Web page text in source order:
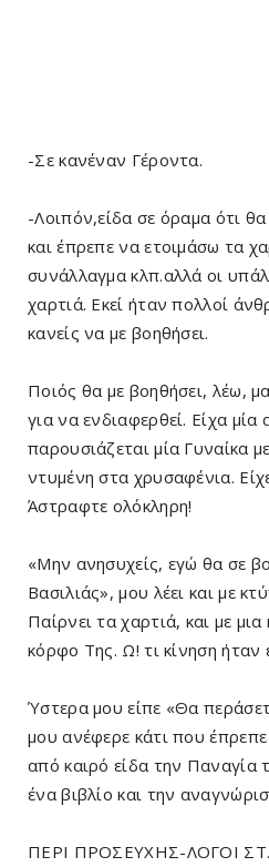
-Σε κανέναν Γέροντα.
-Λοιπόν,είδα σε όραμα ότι θα
και έπρεπε να ετοιμάσω τα
συνάλλαγμα κλπ.αλλά οι
χαρτιά. Εκεί ήταν πολλοί
κανείς να με βοηθήσει.
Ποιός θα με βοηθήσει, λέω,
για να ενδιαφερθεί. Είχα μία
παρουσιάζεται μία Γυναίκα
ντυμένη στα χρυσαφένια.
Άστραφτε ολόκληρη!
«Μην ανησυχείς, εγώ θα σε
Βασιλιάς», μου λέει και με
Παίρνει τα χαρτιά, και με
κόρφο Της. Ω! τι κίνηση ήταν
Ύστερα μου είπε «Θα
μου ανέφερε κάτι που
από καιρό είδα την Παναγία
ένα βιβλίο και την
ΠΕΡΙ ΠΡΟΣΕΥΧΗΣ-ΛΟΓΟΙ